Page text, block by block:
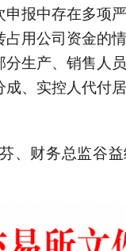
报中存在多项
用公司资金的
生产、销售人
、实控人代付
、财务总监谷